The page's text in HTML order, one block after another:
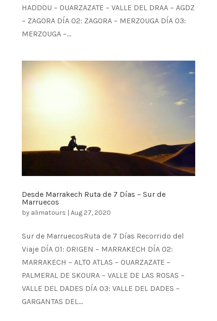
HADDOU – OUARZAZATE – VALLE DEL DRAA – AGDZ
– ZAGORA DÍA 02: ZAGORA – MERZOUGA DÍA 03:
MERZOUGA –...
Desde Marrakech Ruta de 7 Días – Sur de
Marruecos
by alimatours | Aug 27, 2020
Sur de MarruecosRuta de 7 Días Recorrido del
Viaje DÍA 01: ORIGEN – MARRAKECH DÍA 02:
MARRAKECH – ALTO ATLAS – OUARZAZATE –
PALMERAL DE SKOURA – VALLE DE LAS ROSAS –
VALLE DEL DADES DÍA 03: VALLE DEL DADES –
GARGANTAS DEL...